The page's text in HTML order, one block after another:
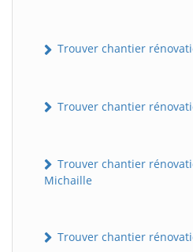
Trouver chantier
Trouver chantier
Trouver chantier
Michaille
Trouver chantier